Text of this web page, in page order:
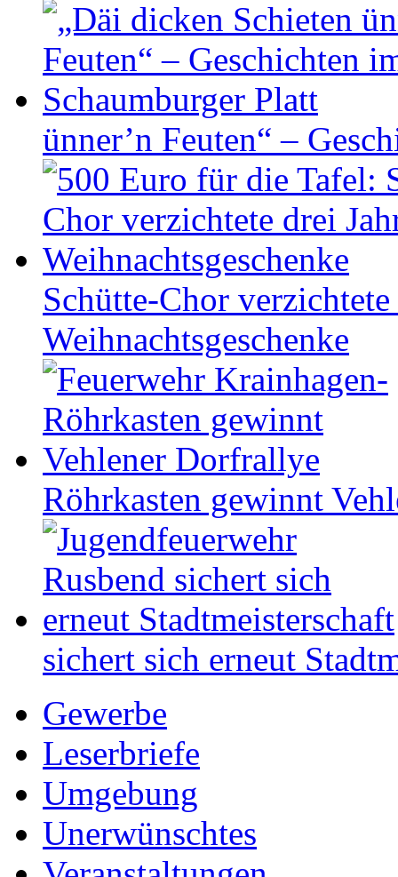
ünner’n Feuten“ –
Schütte-Chor
Weihnachtsgeschenke
Röhrkasten gewinnt
sichert sich erneut
Gewerbe
Leserbriefe
Umgebung
Unerwünschtes